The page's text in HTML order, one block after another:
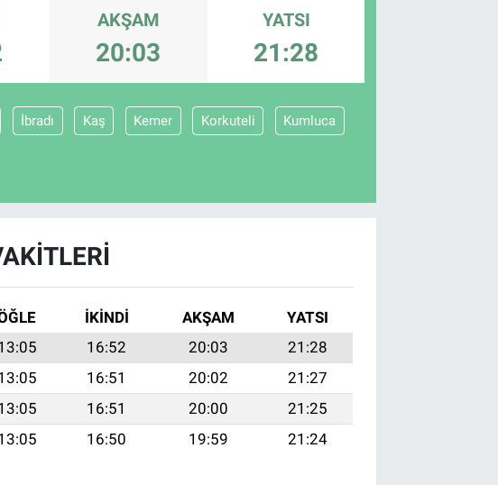
AKŞAM
20:03
YATSI
21:28
İbradı Kaş Kemer Korkuteli Kumluca
İKINDI AKŞAM
YATSI
16:52 20:03
21:28
16:51 20:02
21:27
16:51 20:00
21:25
16:50 19:59 21:24